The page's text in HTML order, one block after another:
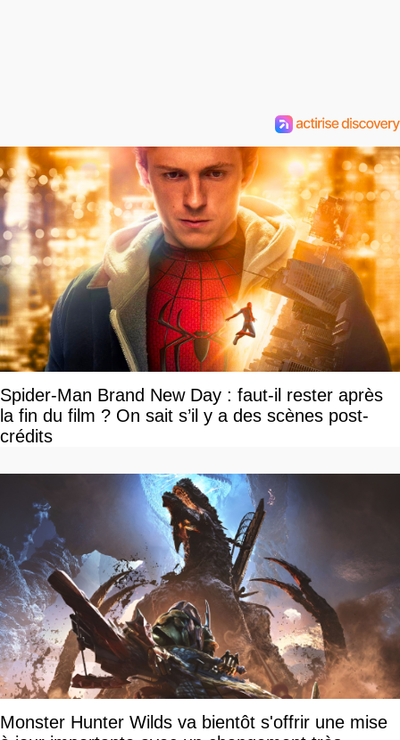
Spider-Man Brand New Day : faut-il rester après
la fin du film ? On sait s’il y a des scènes post-
crédits
Monster Hunter Wilds va bientôt s'offrir une mise